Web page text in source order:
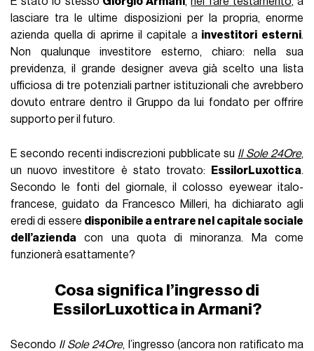
lasciare tra le ultime disposizioni per la propria, enorme
azienda quella di aprirne il capitale ainvestitori esterni.
Non qualunque investitore esterno, chiaro: nella sua
previdenza, il grande designer aveva già scelto una lista
ufficiosa di tre potenziali partner istituzionali che avrebbero
dovuto entrare dentro il Gruppo da lui fondato per offrire
supporto per il futuro.
E secondo recenti indiscrezioni pubblicate su Il Sole 24Ore,
un nuovo investitore è stato trovato:
EssilorLuxottica.
Secondo le fonti del giornale, il colosso eyewear italo-
francese, guidato da Francesco Milleri, ha dichiarato agli
eredi di essere disponibile a entrare nel capitale sociale
dell’azienda con una quota di minoranza. Ma come
funzionerà esattamente?
Cosa significa l’ingresso di
EssilorLuxottica in Armani?
Secondo Il Sole 24Ore, l’ingresso (ancora non ratificato ma